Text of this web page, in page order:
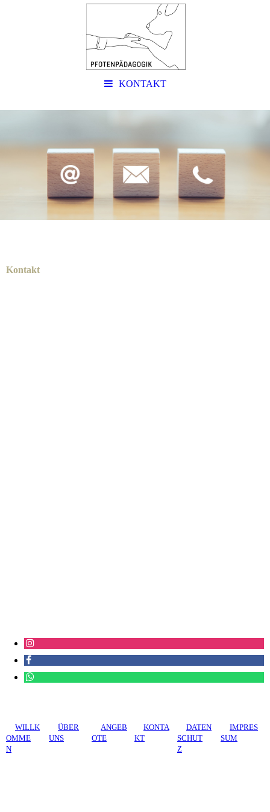
KONTAKT
Kontakt
WILLK
OMME
N
ÜBER
UNS
ANGEB
OTE
KONTA
KT
DATEN
SCHUT
Z
IMPRES
SUM